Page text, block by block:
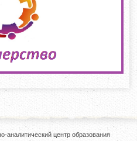
центр образования